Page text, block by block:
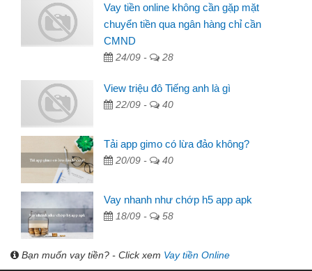
Vay tiền online không cần gặp mặt
chuyển tiền qua ngân hàng chỉ cần
CMND
24/09 - 28
View triệu đô Tiếng anh là gì
22/09 - 40
Tải app gimo có lừa đảo không?
20/09 - 40
Vay nhanh như chớp h5 app apk
18/09 - 58
Bạn muốn vay tiền? - Click xem Vay tiền Online